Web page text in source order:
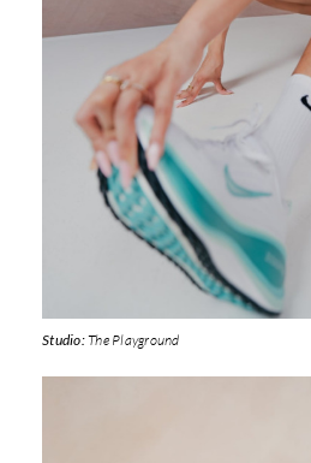
Studio:The Playground